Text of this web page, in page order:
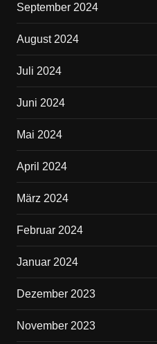
September 2024
August 2024
Juli 2024
Juni 2024
Mai 2024
April 2024
März 2024
Februar 2024
Januar 2024
Dezember 2023
November 2023